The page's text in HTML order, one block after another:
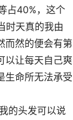
占40%，这个
时天真的我由
而然的便会有第
以让每天自己爽
生命所无法承受
的头发可以说